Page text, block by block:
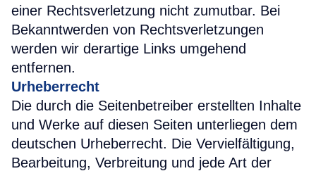
einer Rechtsverletzung nicht zumutbar. Bei
Bekanntwerden von Rechtsverletzungen
werden wir derartige Links umgehend
entfernen.
Urheberrecht
Die durch die Seitenbetreiber erstellten Inhalte
und Werke auf diesen Seiten unterliegen dem
deutschen Urheberrecht. Die Vervielfältigung,
Bearbeitung, Verbreitung und jede Art der